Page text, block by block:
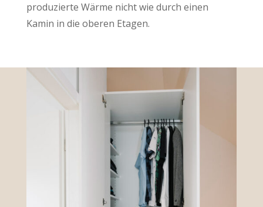
produzierte Wärme nicht wie durch einen
Kamin in die oberen Etagen.